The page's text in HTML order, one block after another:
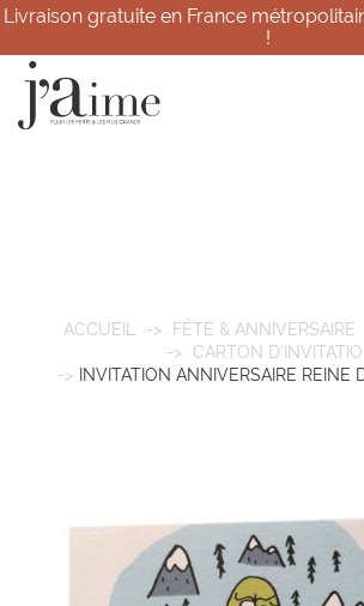
Livraison gratuite en France
!
ACCUEIL FÊTE & ANNIVERSAIRE
CARTON
INVITATION ANNIVERSAIRE REINE